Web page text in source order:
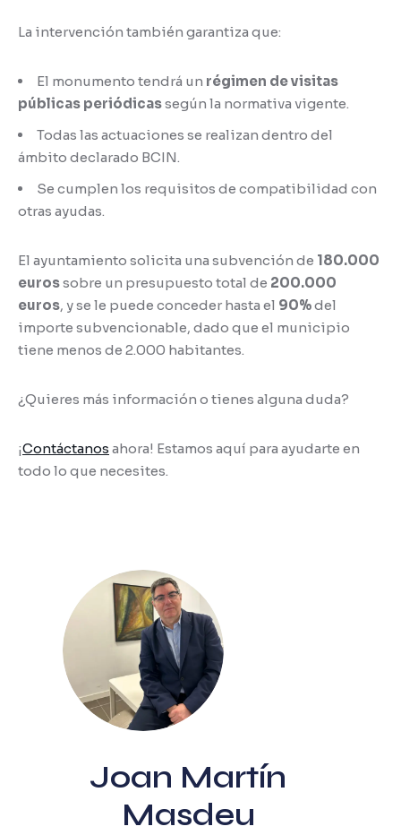
La intervención también garantiza que:
El monumento tendrá un régimen de visitas
públicas periódicassegún la normativa vigente.
Todas las actuaciones se realizan dentro del
ámbito declarado BCIN.
Se cumplen los requisitos de compatibilidad con
otras ayudas.
El ayuntamiento solicita una subvención de 180.000
eurossobre un presupuesto total de 200.000
euros, y se le puede conceder hasta el 90%del
importe subvencionable, dado que el municipio
tiene menos de 2.000 habitantes.
¿Quieres más información o tienes alguna duda?
¡Contáctanos ahora! Estamos aquí para ayudarte en
todo lo que necesites.
Joan Martín
Masdeu